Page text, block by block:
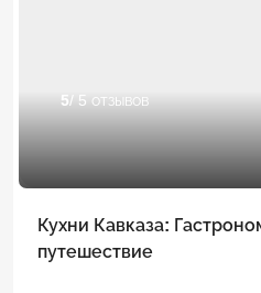
5/ 5 отзывов
Кухни Кавказа:
путешествие